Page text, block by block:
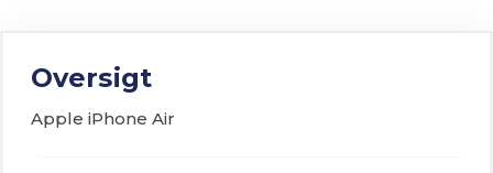
Oversigt
Apple iPhone Air